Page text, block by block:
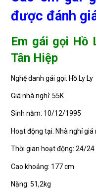
được đánh
Em gái gọi Hồ
Tân Hiệp
Nghệ danh gái gọi: Hồ Ly Ly
Giá nhà nghỉ: 55K
Sinh năm: 10/12/1995
Hoạt động tại: Nhà nghỉ giá
Thời gian hoạt động: 24/24
Cao khoảng: 177 cm
Nặng: 51,2kg